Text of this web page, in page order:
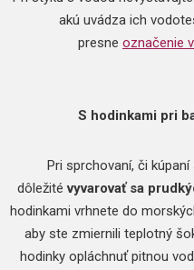
akú uvádza ich
presne označenie
S hodinkami pri
Pri sprchovaní, či
dôležitévyvarovať sa
hodinkami vrhnete do
aby ste zmiernili teplotný
hodinky opláchnuť pitnou